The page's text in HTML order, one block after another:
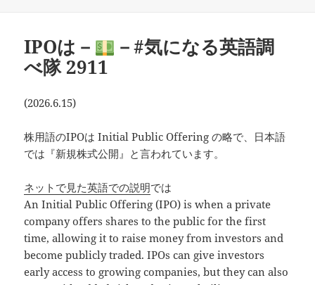
IPOは－
－#気になる英語調
べ隊 2911
(2026.6.15)
株用語のIPOは Initial Public Offering の略で、日本語
では『新規株式公開』と言われています。
ネットで見た英語での説明では
An Initial Public Offering (IPO) is when a private
company offers shares to the public for the first
time, allowing it to raise money from investors and
become publicly traded. IPOs can give investors
early access to growing companies, but they can also